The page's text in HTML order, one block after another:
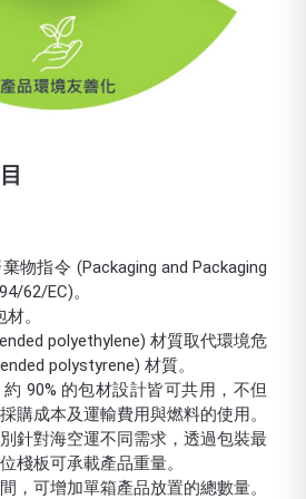
物指令 (Packaging and Packaging
62/EC)。
。
polyethylene) 材質取代環境危
polystyrene) 材質。
90% 的包材設計皆可共用，不但
購成本及運輸費用與燃料的使用。
針對海空運不同需求，透過包裝最
棧板可承載產品重量。
，可增加單箱產品放置的總數量。